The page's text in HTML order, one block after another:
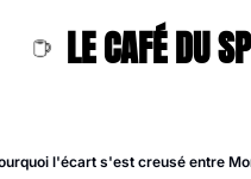
LE CAFÉ DU
l'écart s'est creusé entre